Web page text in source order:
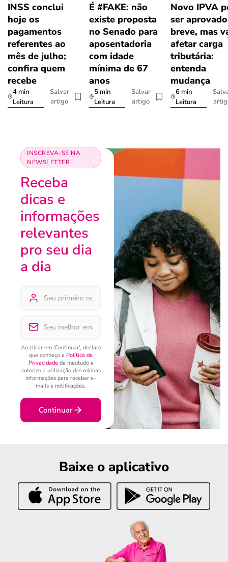
INSS conclui
hoje os
pagamentos
referentes ao
mês de julho;
confira quem
recebe
4 min
Leitura
Salvar
artigo
É #FAKE: não
existe proposta
no Senado para
aposentadoria
com idade
mínima de 67
anos
5 min
Leitura
Salvar
artigo
Novo IPVA
ser
breve, mas
afetar carga
tributária:
entenda
mudança
6 min
Leitura
INSCREVA-SE NA
NEWSLETTER
Receba
dicas e
informações
relevantes
pro seu dia
a dia
Ao clicar em 'Continuar', declaro
que conheço a Política de
Privacidadeda meutudo e
autorizo a utilização das minhas
informações para receber e-
mails e notificações.
Continuar
Baixe o aplicativo